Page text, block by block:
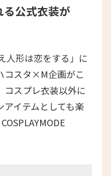
る公式衣装が
人形は恋をする」に
コスタ×M企画がこ
コスプレ衣装以外に
イテムとしても楽